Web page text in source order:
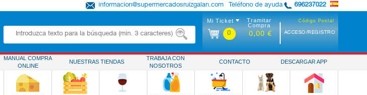
Teléfono de ayuda 696237022
informacion@supermercadosruizgalan.com
Código Postal
ACCESO/REGISTRO
Mi Ticket
0
Tramitar
Compra
0,00 €
MANUAL COMPRA
ONLINE
NUESTRAS TIENDAS
TRABAJA CON
NOSOTROS
CONTACTO DESCARGAR APP